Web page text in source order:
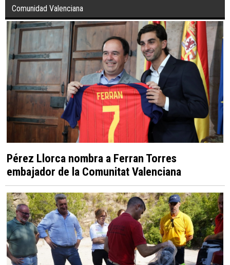
Comunidad Valenciana
Pérez Llorca nombra a Ferran Torres
embajador de la Comunitat Valenciana